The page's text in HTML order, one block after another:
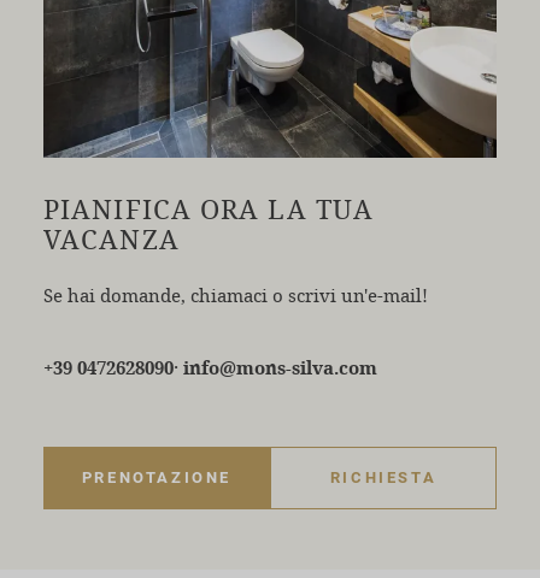
PIANIFICA ORA LA TUA
VACANZA
Se hai domande, chiamaci o scrivi un'e-mail!
+39 0472628090· info@mons-silva.com
PRENOTAZIONE RICHIESTA